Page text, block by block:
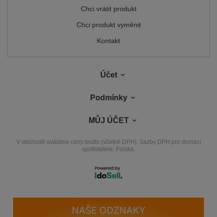
Chci vrátit produkt
Chci produkt vyměnit
Kontakt
Účet
Podmínky
MŮJ ÚČET
V obchodě uvádíme ceny brutto (včetně DPH). Sazby DPH pro domácí
spotřebitele: Polska.
NAŠE ODZNAKY